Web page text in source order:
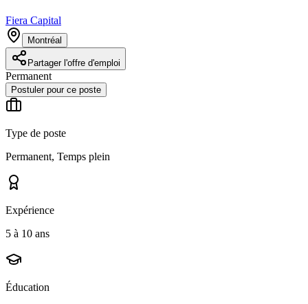
Fiera Capital
Montréal
Partager l'offre d'emploi
Permanent
Postuler pour ce poste
Type de poste
Permanent, Temps plein
Expérience
5 à 10 ans
Éducation